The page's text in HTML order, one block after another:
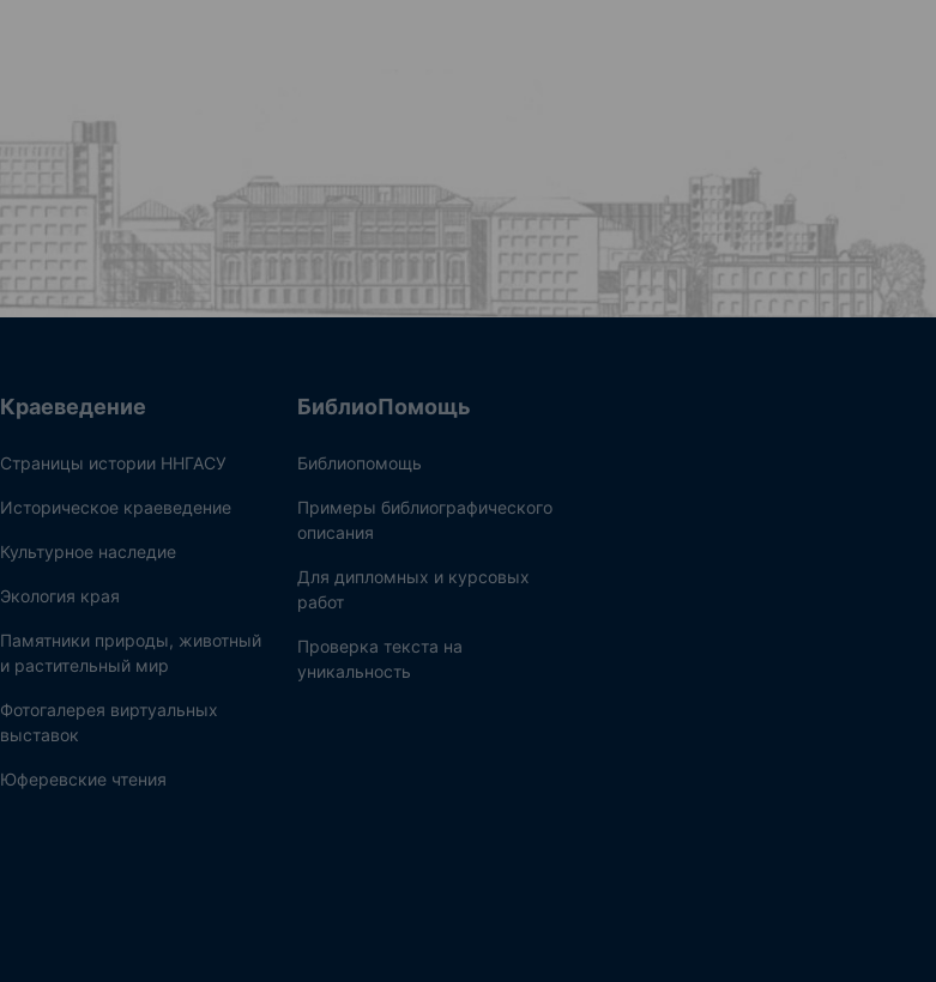
Краеведение
Страницы истории ННГАСУ
Историческое краеведение
Культурное наследие
Экология края
Памятники природы, животный
и растительный мир
Фотогалерея виртуальных
выставок
Юферевские чтения
БиблиоПомощь
Библиопомощь
Примеры библиографического
описания
Для дипломных и курсовых
работ
Проверка текста на
уникальность